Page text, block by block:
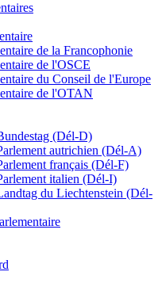
de la Francophonie
de l'OSCE
du Conseil de l'Europe
de l'OTAN
(Dél-D)
autrichien (Dél-A)
français (Dél-F)
italien (Dél-I)
du Liechtenstein (Dél-